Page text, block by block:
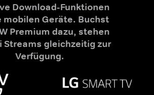
Download-Funktionen
mobilen Geräte. Buchst
Premium dazu, stehen
Streams gleichzeitig zur
Verfügung.